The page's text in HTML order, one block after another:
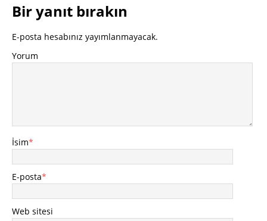
Bir yanıt bırakın
E-posta hesabınız yayımlanmayacak.
Yorum
İsim*
E-posta*
Web sitesi